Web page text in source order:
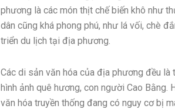
phương là các món thịt chế biến khô như
dân cũng khá phong phú, như lá vối, chè
triển du lịch tại địa phương.
Các di sản văn hóa của địa phương đều là
hình ảnh quê hương, con người Cao
văn hóa truyền thống đang có nguy cơ bị